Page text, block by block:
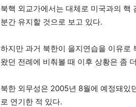
북핵 외교가에서는 대체로 미국과의 핵
분간 유지할 것으로 보고 있다.
하지만 과거 북한이 을지연습을 이유로
왔던 전례에 비춰볼 때 이후 상황은 좀
북한 외무성은 2005년 8월에 예정돼있
로 연기한 적 있다.